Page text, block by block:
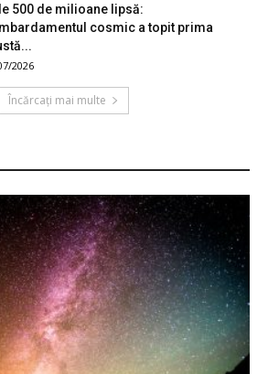
500 de milioane lipsă:
cosmic a topit prima
2026
Încărcați mai multe